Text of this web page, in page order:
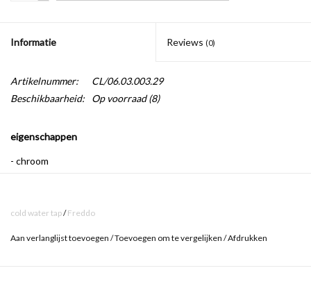
Informatie Reviews (0)
Artikelnummer:
CL/06.03.003.29
Beschikbaarheid:
Op voorraad(8)
eigenschappen
- chroom
- hendel kan zowel links als rechts geplaatst worden
- standaard aansluiting voor flexibele slangen (3/8")
cold water tap/Freddo
Aan verlanglijst toevoegen /Toevoegen om te vergelijken /Afdrukken